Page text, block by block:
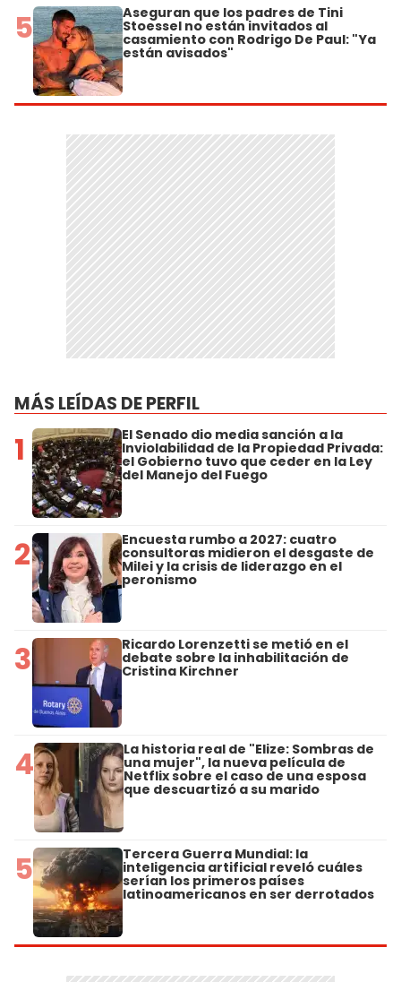
5 Aseguran que los padres de Tini
Stoessel no están invitados al
casamiento con Rodrigo De Paul: "Ya
están avisados"
MÁS LEÍDAS DE PERFIL
1 El Senado dio media sanción a la
Inviolabilidad de la Propiedad Privada:
el Gobierno tuvo que ceder en la Ley
del Manejo del Fuego
2 Encuesta rumbo a 2027: cuatro
consultoras midieron el desgaste de
Milei y la crisis de liderazgo en el
peronismo
3 Ricardo Lorenzetti se metió en el
debate sobre la inhabilitación de
Cristina Kirchner
4 La historia real de "Elize: Sombras de
una mujer", la nueva película de
Netflix sobre el caso de una esposa
que descuartizó a su marido
5 Tercera Guerra Mundial: la
inteligencia artificial reveló cuáles
serían los primeros países
latinoamericanos en ser derrotados